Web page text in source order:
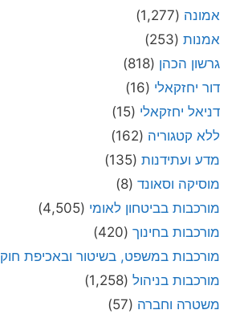
אמונה (1,277)
אמנות (253)
גרשון הכהן (818)
דור יחזקאלי (16)
דניאל יחזקאלי (15)
ללא קטגוריה (162)
מדע ועתידנות (135)
מוסיקה וסאונד (8)
מורכבות בביטחון לאומי (4,505)
מורכבות בחינוך (420)
מורכבות במשפט, בשיטור ובאכיפת חוק
מורכבות בניהול (1,258)
משטרה וחברה (57)